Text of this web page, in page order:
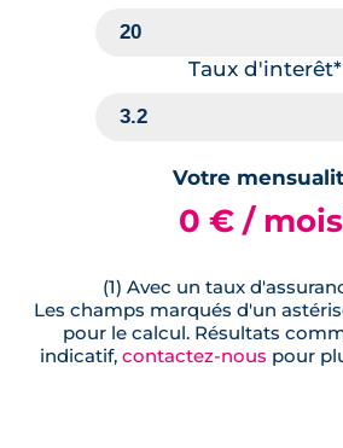
Taux d'interêt*
Votre
0 € / mois
(1) Avec un taux
Les champs marqués d'un
pour le calcul. Résultats
indicatif, contactez-nous pour